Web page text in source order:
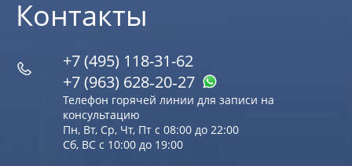
Контакты
+7 (495) 118-31-62
+7 (963) 628‑20‑27
Телефон горячей линии для записи на
консультацию
Пн, Вт, Ср, Чт, Пт с 08:00 до 22:00
Сб, ВС с 10:00 до 19:00